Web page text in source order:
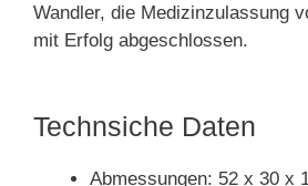
Wandler, die Medizinzulassung
mit Erfolg abgeschlossen.
Technsiche Daten
Abmessungen: 52 x 30 x